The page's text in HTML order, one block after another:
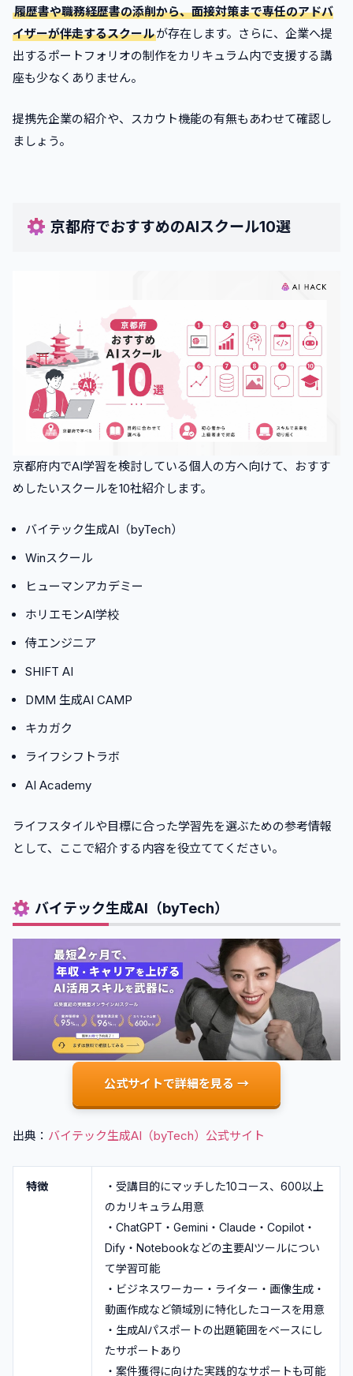
履歴書や職務経歴書の添削から、面接対策まで専任のアドバ
イザーが伴走するスクールが存在します。さらに、企業へ提
出するポートフォリオの制作をカリキュラム内で支援する講
座も少なくありません。
提携先企業の紹介や、スカウト機能の有無もあわせて確認し
ましょう。
京都府でおすすめのAIスクール10選
京都府内でAI学習を検討している個人の方へ向けて、おすす
めしたいスクールを10社紹介します。
バイテック生成AI（byTech）
Winスクール
ヒューマンアカデミー
ホリエモンAI学校
侍エンジニア
SHIFT AI
DMM 生成AI CAMP
キカガク
ライフシフトラボ
AI Academy
ライフスタイルや目標に合った学習先を選ぶための参考情報
として、ここで紹介する内容を役立ててください。
バイテック生成AI（byTech）
公式サイトで詳細を見る →
出典： バイテック生成AI（byTech）公式サイト
特徴
・受講目的にマッチした10コース、600以上
のカリキュラム用意
・ChatGPT・Gemini・Claude・Copilot・
Dify・Notebookなどの主要AIツールについ
て学習可能
・ビジネスワーカー・ライター・画像生成・
動画作成など領域別に特化したコースを用意
・生成AIパスポートの出題範囲をベースにし
たサポートあり
・案件獲得に向けた実践的なサポートも可能